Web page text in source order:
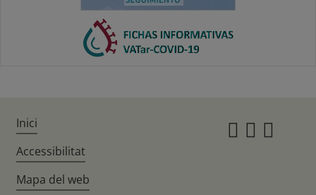
Inici
Accessibilitat
Mapa del web